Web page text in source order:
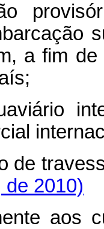
a fim
de
de 2010)